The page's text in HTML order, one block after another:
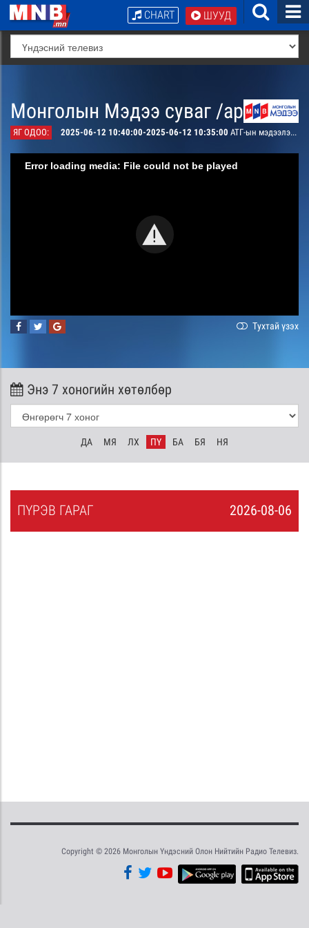
ШУУД
CHART
Монголын Мэдээ суваг /архив/
ЯГ ОДОО: 2025-06-12 10:40:00-2025-06-12 10:35:00 АТГ-ын мэдээлэл /давталт/
Error loading media: File could not be played
Тухтай үзэх
Энэ 7 хоногийн хөтөлбөр
ДА МЯ ЛХ ПҮ БА БЯ НЯ
2026-08-06
ПҮРЭВ ГАРАГ
Copyright © 2026 Монголын Үндэсний Олон Нийтийн Радио Телевиз.